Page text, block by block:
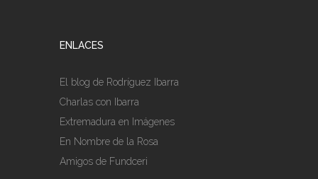
ENLACES
El blog de Rodríguez Ibarra
Charlas con Ibarra
Extremadura en Imágenes
En Nombre de la Rosa
Amigos de Fundceri